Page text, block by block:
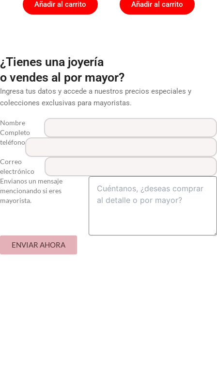
Añadir al carrito Añadir al carrito
¿Tienes una joyería
o vendes al por mayor?
Ingresa tus datos y accede a nuestros precios especiales y
colecciones exclusivas para mayoristas.
Nombre
Completo
teléfono
Correo
electrónico
Envianos un mensaje
mencionando si eres
mayorista.
ENVIAR AHORA